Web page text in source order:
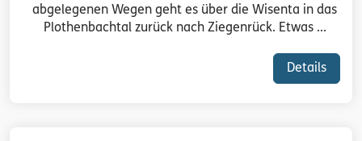
abgelegenen Wegen geht es über die Wisenta in das
Plothenbachtal zurück nach Ziegenrück. Etwas ...
Details